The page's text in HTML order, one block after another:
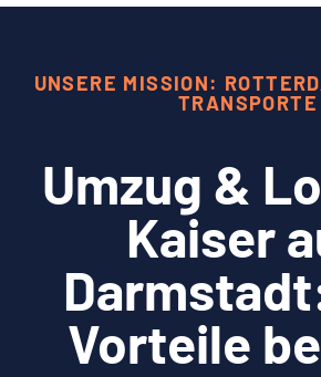
UNSERE MISSION:
TRANSPORTE
Umzug &
Kaiser
Vorteile